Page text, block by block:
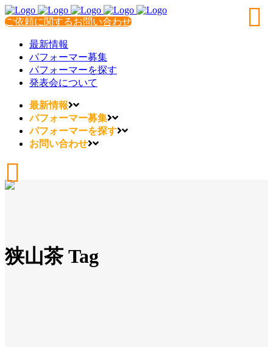
ご依頼に関するお問い合わせ
最新情報
パフォーマー募集
パフォーマーを探す
発表会について
最新情報
パフォーマー募集
パフォーマーを探す
お問い合わせ
狭山茶 Tag